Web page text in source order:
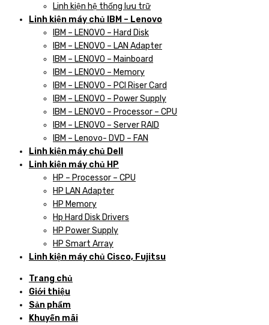
Linh kiện hệ thống lưu trữ
Linh kiện máy chủ IBM – Lenovo
IBM – LENOVO – Hard Disk
IBM – LENOVO – LAN Adapter
IBM – LENOVO – Mainboard
IBM – LENOVO – Memory
IBM – LENOVO – PCI Riser Card
IBM – LENOVO – Power Supply
IBM – LENOVO – Processor – CPU
IBM – LENOVO – Server RAID
IBM – Lenovo- DVD – FAN
Linh kiện máy chủ Dell
Linh kiện máy chủ HP
HP – Processor – CPU
HP LAN Adapter
HP Memory
Hp Hard Disk Drivers
HP Power Supply
HP Smart Array
Linh kiện máy chủ Cisco, Fujitsu
Trang chủ
Giới thiệu
Sản phẩm
Khuyến mãi